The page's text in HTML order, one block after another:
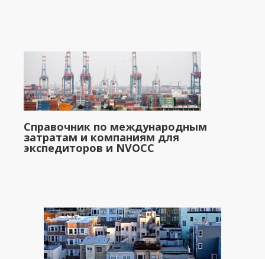
Справочник по международным
затратам и компаниям для
экспедиторов и NVOCC